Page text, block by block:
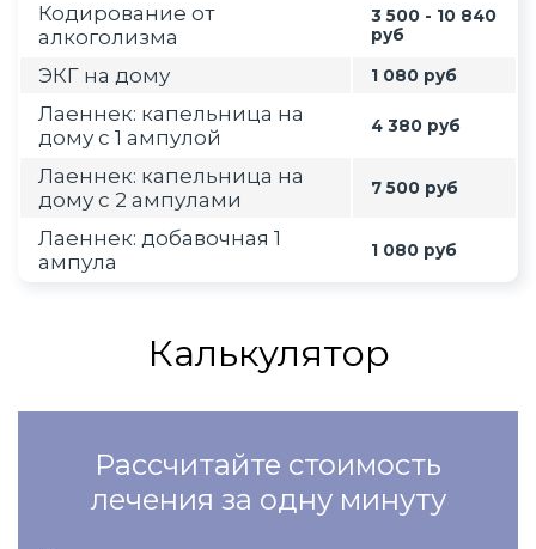
Кодирование от
алкоголизма
3 500 - 10 840
руб
ЭКГ на дому 1 080 руб
Лаеннек: капельница на
дому с 1 ампулой
4 380 руб
Лаеннек: капельница на
дому с 2 ампулами
7 500 руб
Лаеннек: добавочная 1
ампула
1 080 руб
Калькулятор
Рассчитайте стоимость
лечения за одну минуту